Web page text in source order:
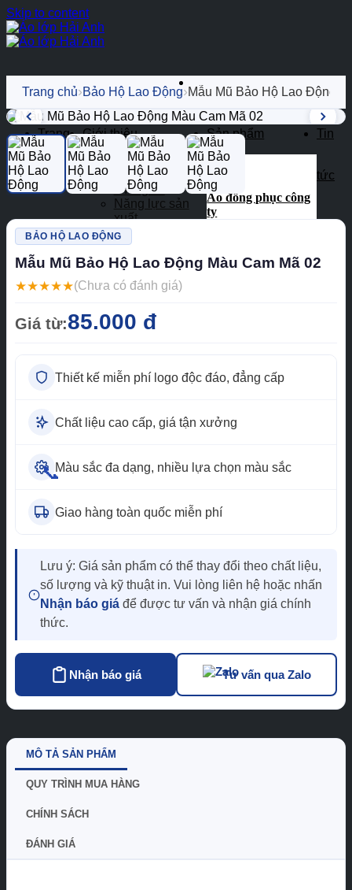
Skip to content
Trang
Chủ
Giới thiệu
Về chúng tôi
Báo chí nói về
chúng tôi
Năng lực sản
xuất
Hồ sơ năng lực
Sản phẩm
Áo đồng phục công
ty
Áo thun đồng phục
Đồng phục công sở
phục
Tin
tức
📞 Tư vấn miễn phí
0965.013.894
Trang chủ›Bảo Hộ Lao Động›Mẫu Mũ Bảo Hộ Lao Động
BẢO HỘ LAO ĐỘNG
Mẫu Mũ Bảo Hộ Lao Động Màu Cam Mã 02
★★★★★(Chưa có đánh giá)
Giá từ:85.000 đ
Thiết kế miễn phí logo độc đáo, đẳng cấp
Chất liệu cao cấp, giá tận xưởng
Màu sắc đa dạng, nhiều lựa chọn màu sắc
Giao hàng toàn quốc miễn phí
Lưu ý: Giá sản phẩm có thể thay đổi theo chất liệu,
số lượng và kỹ thuật in. Vui lòng liên hệ hoặc nhấn
Nhận báo giá để được tư vấn và nhận giá chính
thức.
Nhận báo giá Tư vấn qua Zalo
MÔ TẢ SẢN PHẨM
QUY TRÌNH MUA HÀNG
CHÍNH SÁCH
ĐÁNH GIÁ